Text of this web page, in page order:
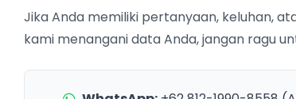
Jika Anda memiliki pertanyaan, keluhan,
kami menangani data Anda, jangan ragu